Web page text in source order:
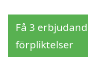
Få 3
förpliktelser